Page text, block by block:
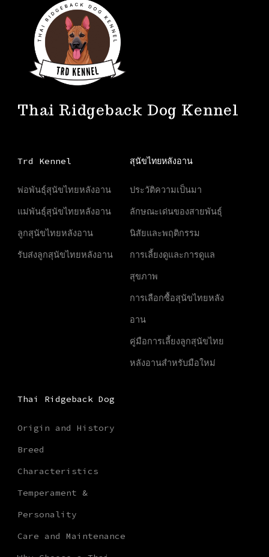
Thai Ridgeback Dog Kennel
Trd Kennel
พ่อพันธุ์สุนัขไทยหลังอาน
แม่พันธุ์สุนัขไทยหลังอาน
ลูกสุนัขไทยหลังอาน
รับส่งลูกสุนัขไทยหลังอาน
สุนัขไทยหลังอาน
ประวัติความเป็นมา
ลักษณะเด่นของสายพันธุ์
นิสัยและพฤติกรรม
การเลี้ยงดูและการดูแล
สุขภาพ
การเลือกซื้อสุนัขไทยหลัง
อาน
คู่มือการเลี้ยงลูกสุนัขไทย
หลังอานสำหรับมือใหม่
Thai Ridgeback Dog
Origin and History
Breed
Characteristics
Temperament &
Personality
Care and Maintenance